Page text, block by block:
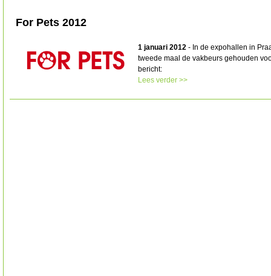
For Pets 2012
1 januari 2012 - In de expohallen in
tweede maal de vakbeurs gehouden
bericht:
Lees verder >>